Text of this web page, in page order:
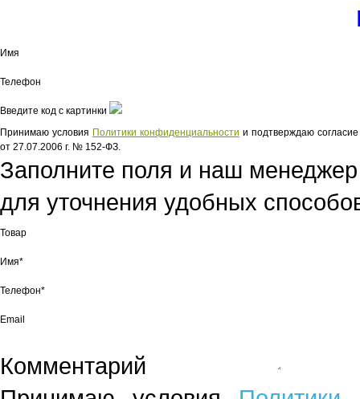
Имя
Телефон
Введите код с картинки
Принимаю условия Политики конфиденциальности и подтверждаю
от 27.07.2006 г. № 152-ФЗ.
Заполните поля и наш
для уточнения удобных
Товар
Имя*
Телефон*
Email
Комментарий